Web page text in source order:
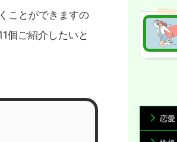
ことができますの
個ご紹介したいと
恋愛